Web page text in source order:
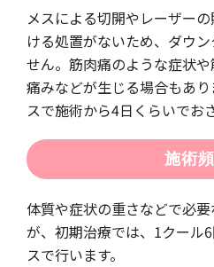
メスによる切開やレーザー
ける処置がないため、ダウ
せん。筋肉痛のような症状
痛みなどが生じる場合もあ
スで施術から4日くらいでお
施術
体質や症状の重さなどで必
が、初期治療では、1クール
スで行います。